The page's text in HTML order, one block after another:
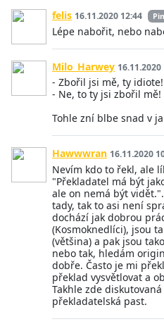
felis 16.11.2020 12:44
Lépe nabořit, nebo
Milo_Harwey 16.11.2020
- Zbořil jsi mě, ty idiote!
- Ne, to ty jsi zbořil mě!
Tohle zní blbe snad v
Hawwwran 16.11.2020
Nevím kdo to řekl, ale
"Překladatel má být
ale on nemá být
tady, tak to asi není
dochází jak dobrou
(Kosmoknedlíci), jsou
(většina) a pak jsou
nebo tak, hledám
dobře. Často je mi
překlad vysvětlovat a
Takhle zde
překladatelská past.